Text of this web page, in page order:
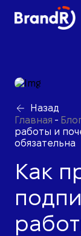
Назад
Главная -
работы и
обязательна
Как